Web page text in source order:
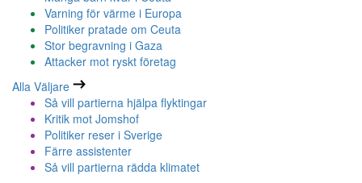
Varning för värme i Europa
Politiker pratade om Ceuta
Stor begravning i Gaza
Attacker mot ryskt företag
Alla Väljare
Så vill partierna hjälpa flyktingar
Kritik mot Jomshof
Politiker reser i Sverige
Färre assistenter
Så vill partierna rädda klimatet